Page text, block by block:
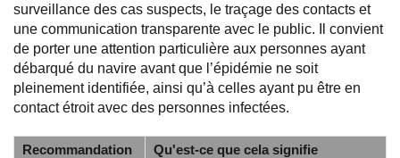
surveillance des cas suspects, le traçage des contacts et
une communication transparente avec le public. Il convient
de porter une attention particulière aux personnes ayant
débarqué du navire avant que l’épidémie ne soit
pleinement identifiée, ainsi qu’à celles ayant pu être en
contact étroit avec des personnes infectées.
Recommandation
Qu'est-ce que cela signifie